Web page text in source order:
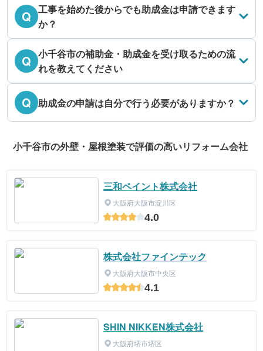
Q 工事を始めた後からでも助成金は申請できます
か？
Q 小千谷市の補助金・助成金を受け取るための流
れを教えてください
Q 助成金の申請は自分で行う必要がありますか？
小千谷市の外壁・屋根塗装で評価の高いリフォーム会社
三和ペイント株式会社
大阪府大阪市淀川区
4.0
株式会社ファインテック
大阪府大阪市中央区
4.1
SHIN NIKKEN株式会社
大阪府堺市堺区